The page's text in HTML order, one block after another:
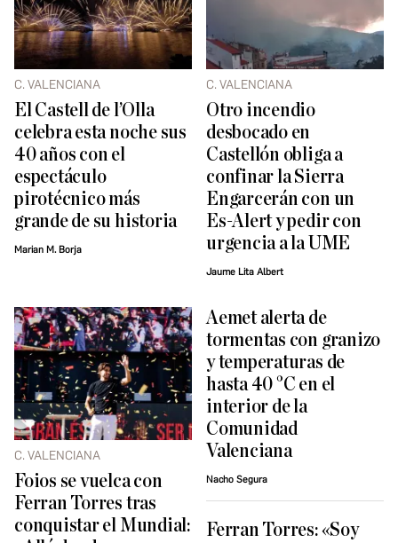
C. VALENCIANA
El Castell de l’Olla
celebra esta noche sus
40 años con el
espectáculo
pirotécnico más
grande de su historia
Marian M. Borja
C. VALENCIANA
Otro incendio
desbocado en
Castellón obliga a
confinar la Sierra
Engarcerán con un
Es-Alert y pedir con
urgencia a la UME
Jaume Lita Albert
C. VALENCIANA
Foios se vuelca con
Ferran Torres tras
conquistar el Mundial:
Aemet alerta de
tormentas con granizo
y temperaturas de
hasta 40 °C en el
interior de la
Comunidad
Valenciana
Nacho Segura
Ferran Torres: «Soy